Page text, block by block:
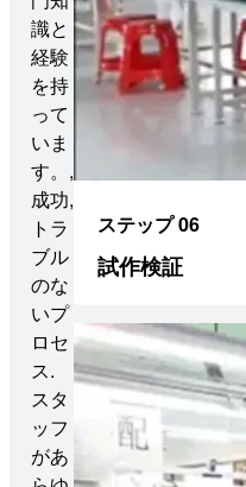
識と
経験
を持
って
いま
す。,
成功,
トラ
ブル
のな
いプ
ロセ
ス.
スタ
ッフ
があ
ステップ 06
試作検証